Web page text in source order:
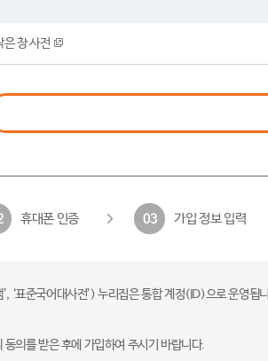
은 창 사전
휴대폰 인증 03 가입 정보 입력
‘표준국어대사전’) 누리집은 통합 계정(ID)으로 운영
의를 받은 후에 가입하여 주시기 바랍니다.